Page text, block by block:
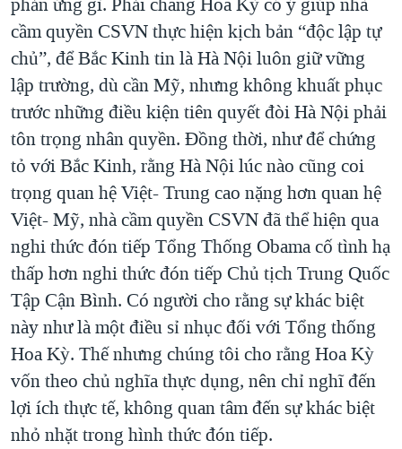
cầm quyền CSVN thực hiện kịch bản “độc lập tự
chủ”, để Bắc Kinh tin là Hà Nội luôn giữ vững
lập trường, dù cần Mỹ, nhưng không khuất phục
trước những điều kiện tiên quyết đòi Hà Nội phải
tôn trọng nhân quyền. Đồng thời, như để chứng
tỏ với Bắc Kinh, rằng Hà Nội lúc nào cũng coi
trọng quan hệ Việt- Trung cao nặng hơn quan hệ
Việt- Mỹ, nhà cầm quyền CSVN đã thể hiện qua
nghi thức đón tiếp Tổng Thống Obama cố tình hạ
thấp hơn nghi thức đón tiếp Chủ tịch Trung Quốc
Tập Cận Bình. Có người cho rằng sự khác biệt
này như là một điều sỉ nhục đối với Tổng thống
Hoa Kỳ. Thế nhưng chúng tôi cho rằng Hoa Kỳ
vốn theo chủ nghĩa thực dụng, nên chỉ nghĩ đến
lợi ích thực tế, không quan tâm đến sự khác biệt
nhỏ nhặt trong hình thức đón tiếp.